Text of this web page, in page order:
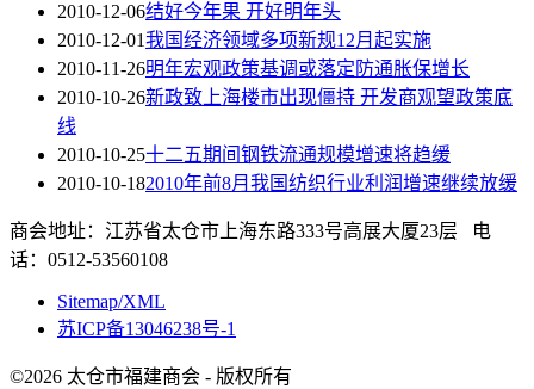
2010-12-06结好今年果 开好明年头
2010-12-01我国经济领域多项新规12月起实施
2010-11-26明年宏观政策基调或落定防通胀保增长
2010-10-26新政致上海楼市出现僵持 开发商观望政策底
线
2010-10-25十二五期间钢铁流通规模增速将趋缓
2010-10-182010年前8月我国纺织行业利润增速继续放缓
商会地址：江苏省太仓市上海东路333号高展大厦23层 电
话：0512-53560108
Sitemap/XML
苏ICP备13046238号-1
©2026 太仓市福建商会 - 版权所有